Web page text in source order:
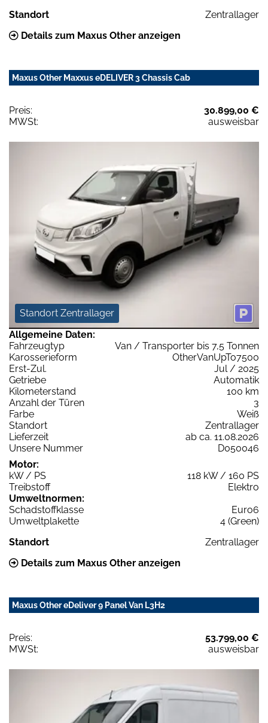
Standort
Zentrallager
Details zum Maxus Other anzeigen
Maxus Other Maxxus eDELIVER 3 Chassis Cab
Preis:
30.899,00 €
MWSt:
ausweisbar
Standort Zentrallager
Allgemeine Daten:
Fahrzeugtyp
Van / Transporter bis 7,5 Tonnen
Karosserieform
OtherVanUpTo7500
Erst-Zul.
Jul / 2025
Getriebe
Automatik
Kilometerstand
100 km
Anzahl der Türen
3
Farbe
Weiß
Standort
Zentrallager
Lieferzeit
ab ca. 11.08.2026
Unsere Nummer
D050046
Motor:
kW / PS
118 kW / 160 PS
Treibstoff
Elektro
Umweltnormen:
Schadstoffklasse
Euro6
Umweltplakette
4 (Green)
Standort
Zentrallager
Details zum Maxus Other anzeigen
Maxus Other eDeliver 9 Panel Van L3H2
Preis:
53.799,00 €
MWSt:
ausweisbar